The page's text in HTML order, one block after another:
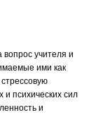
учителя и
ими как
и психических сил
и